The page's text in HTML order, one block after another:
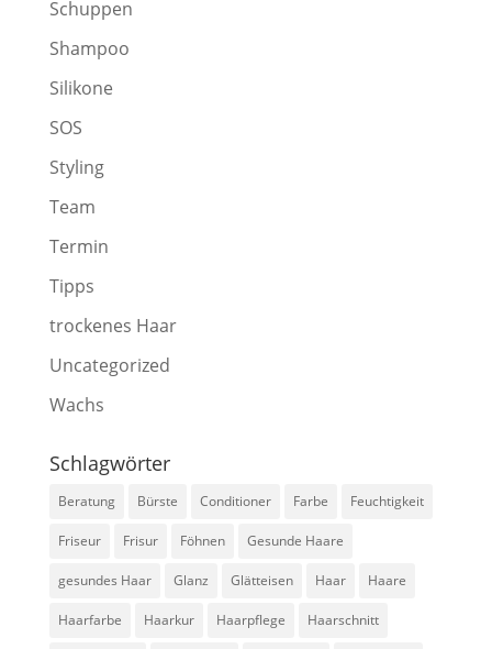
Schuppen
Shampoo
Silikone
SOS
Styling
Team
Termin
Tipps
trockenes Haar
Uncategorized
Wachs
Schlagwörter
Beratung Bürste Conditioner Farbe Feuchtigkeit
Friseur Frisur Föhnen Gesunde Haare
gesundes Haar Glanz Glätteisen Haar Haare
Haarfarbe Haarkur Haarpflege Haarschnitt